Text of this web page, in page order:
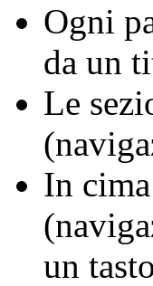
Ogni
da un
Le
In
un